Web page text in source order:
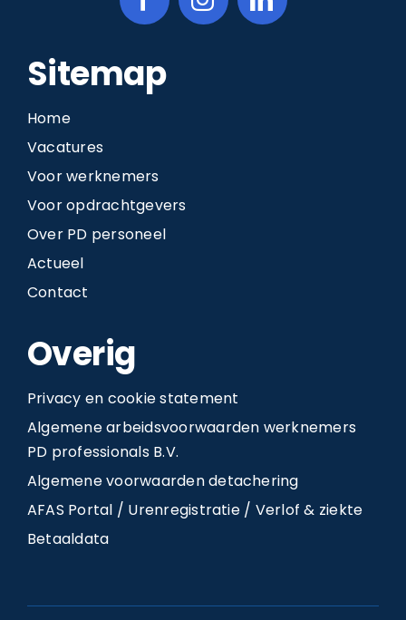
Sitemap
Home
Vacatures
Voor werknemers
Voor opdrachtgevers
Over PD personeel
Actueel
Contact
Overig
Privacy en cookie statement
Algemene arbeidsvoorwaarden werknemers
PD professionals B.V.
Algemene voorwaarden detachering
AFAS Portal / Urenregistratie / Verlof & ziekte
Betaaldata